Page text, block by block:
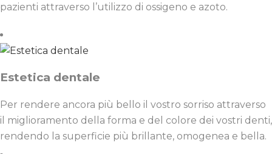
pazienti attraverso l’utilizzo di ossigeno e azoto.
Estetica dentale
Per rendere ancora più bello il vostro sorriso attraverso
il miglioramento della forma e del colore dei vostri denti,
rendendo la superficie più brillante, omogenea e bella.